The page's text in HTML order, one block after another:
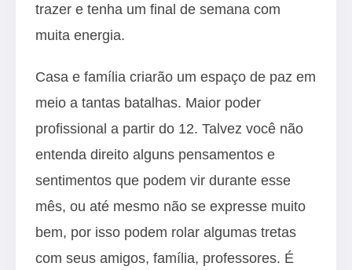
trazer e tenha um final de semana com
muita energia.
Casa e família criarão um espaço de paz em
meio a tantas batalhas. Maior poder
profissional a partir do 12. Talvez você não
entenda direito alguns pensamentos e
sentimentos que podem vir durante esse
mês, ou até mesmo não se expresse muito
bem, por isso podem rolar algumas tretas
com seus amigos, família, professores. É